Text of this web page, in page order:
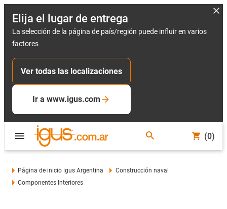
Elija el lugar de entrega
La selección de la página de país/región puede influir en varios
factores
Ver todas las localizaciones
Ir a www.igus.com
(0)
Página de inicio igus Argentina
Construcción naval
Componentes Interiores